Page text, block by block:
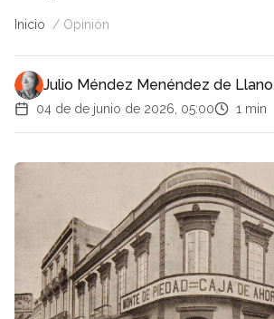
Inicio Opinión
Julio Méndez Menéndez de Llano
04 de de junio de 2026, 05:00 1 min